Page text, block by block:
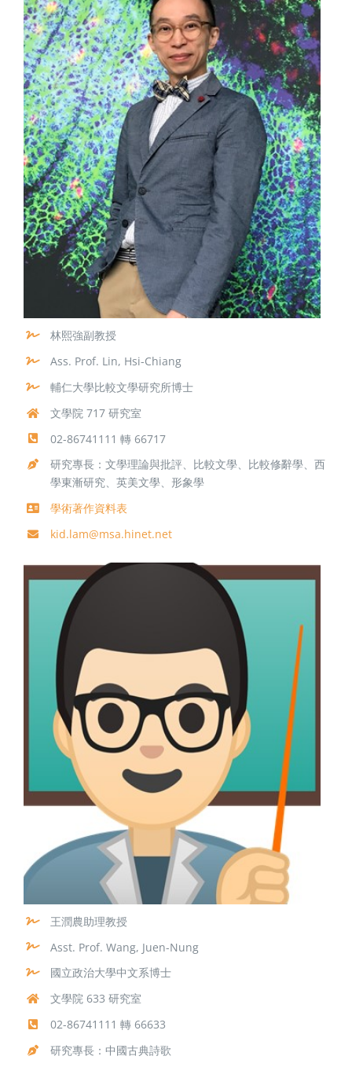
林熙強副教授
Ass. Prof. Lin, Hsi-Chiang
輔仁大學比較文學研究所博士
文學院 717 研究室
02-86741111 轉 66717
研究專長：文學理論與批評、比較文學、比較修辭學、西
學東漸研究、英美文學、形象學
學術著作資料表
kid.lam@msa.hinet.net
王潤農助理教授
Asst. Prof. Wang, Juen-Nung
國立政治大學中文系博士
文學院 633 研究室
02-86741111 轉 66633
研究專長：中國古典詩歌